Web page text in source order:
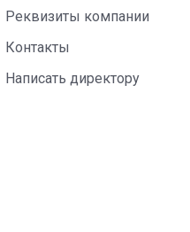
Реквизиты компании
Контакты
Написать директору